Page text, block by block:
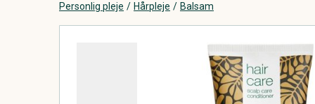
Personlig pleje / Hårpleje / Balsam